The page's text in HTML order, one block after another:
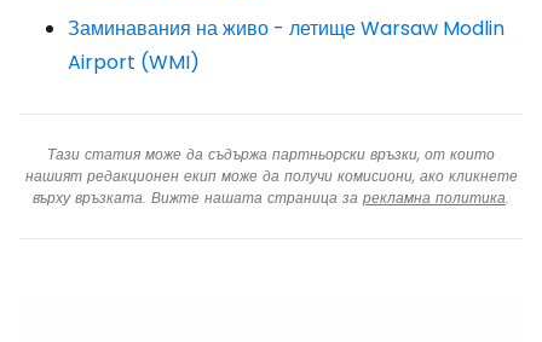
Заминавания на живо - летище Warsaw Modlin
Airport (WMI)
Тази статия може да съдържа партньорски връзки, от които
нашият редакционен екип може да получи комисиони, ако кликнете
върху връзката. Вижте нашата страница за рекламна политика.